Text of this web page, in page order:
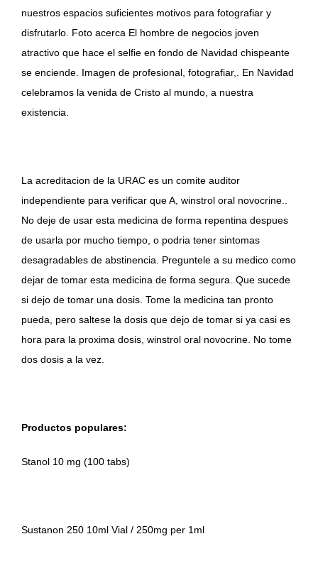
nuestros espacios suficientes motivos para fotografiar y
disfrutarlo. Foto acerca El hombre de negocios joven
atractivo que hace el selfie en fondo de Navidad chispeante
se enciende. Imagen de profesional, fotografiar,. En Navidad
celebramos la venida de Cristo al mundo, a nuestra
existencia.
La acreditacion de la URAC es un comite auditor
independiente para verificar que A, winstrol oral novocrine..
No deje de usar esta medicina de forma repentina despues
de usarla por mucho tiempo, o podria tener sintomas
desagradables de abstinencia. Preguntele a su medico como
dejar de tomar esta medicina de forma segura. Que sucede
si dejo de tomar una dosis. Tome la medicina tan pronto
pueda, pero saltese la dosis que dejo de tomar si ya casi es
hora para la proxima dosis, winstrol oral novocrine. No tome
dos dosis a la vez.
Productos populares:
Stanol 10 mg (100 tabs)
Sustanon 250 10ml Vial / 250mg per 1ml